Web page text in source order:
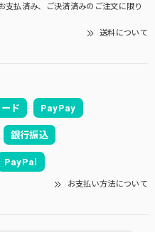
払済み、ご決済済みのご注文に限り
送料について
ド PayPay
銀行振込
PayPal
お支払い方法について